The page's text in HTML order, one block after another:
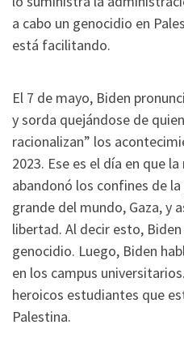
a cabo un genocidio en
está facilitando.
El 7 de mayo, Biden
y sorda quejándose de
racionalizan” los
2023. Ese es el día en que
abandonó los confines de
grande del mundo, Gaza, y
libertad. Al decir esto,
genocidio. Luego, Biden
en los campus
heroicos estudiantes que
Palestina.